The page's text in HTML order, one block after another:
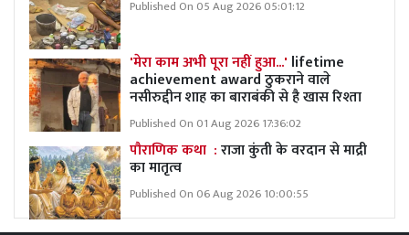
Published On 05 Aug 2026 05:01:12
'मेरा काम अभी पूरा नहीं हुआ...' lifetime
achievement award ठुकराने वाले
नसीरुद्दीन शाह का बाराबंकी से है खास रिश्ता
Published On 01 Aug 2026 17:36:02
पौराणिक कथा :राजा कुंती के वरदान से माद्री
का मातृत्व
Published On 06 Aug 2026 10:00:55